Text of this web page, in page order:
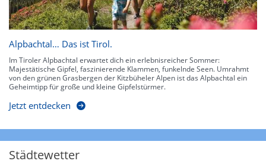
Alpbachtal… Das ist Tirol.
Im Tiroler Alpbachtal erwartet dich ein erlebnisreicher Sommer:
Majestätische Gipfel, faszinierende Klammen, funkelnde Seen. Umrahmt
von den grünen Grasbergen der Kitzbüheler Alpen ist das Alpbachtal ein
Geheimtipp für große und kleine Gipfelstürmer.
Jetzt entdecken
Städtewetter